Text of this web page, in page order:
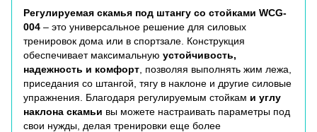
Регулируемая скамья под штангу со стойками WCG-
004 – это универсальное решение для силовых
тренировок дома или в спортзале. Конструкция
обеспечивает максимальную устойчивость,
надежность и комфорт , позволяя выполнять жим лежа,
приседания со штангой, тягу в наклоне и другие силовые
упражнения. Благодаря регулируемым стойкам и углу
наклона скамьи вы можете настраивать параметры под
свои нужды, делая тренировки еще более